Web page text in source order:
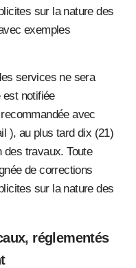
sur la nature des
exemples
services ne sera
est notifiée
avec
), au plus tard dix (21)
travaux. Toute
de corrections
sur la nature des
réglementés